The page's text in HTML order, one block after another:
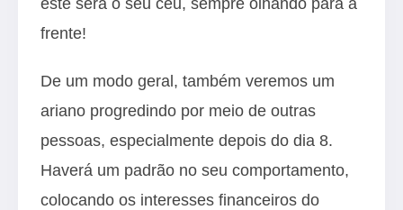
frente!
De um modo geral, também veremos um
ariano progredindo por meio de outras
pessoas, especialmente depois do dia 8.
Haverá um padrão no seu comportamento,
colocando os interesses financeiros do